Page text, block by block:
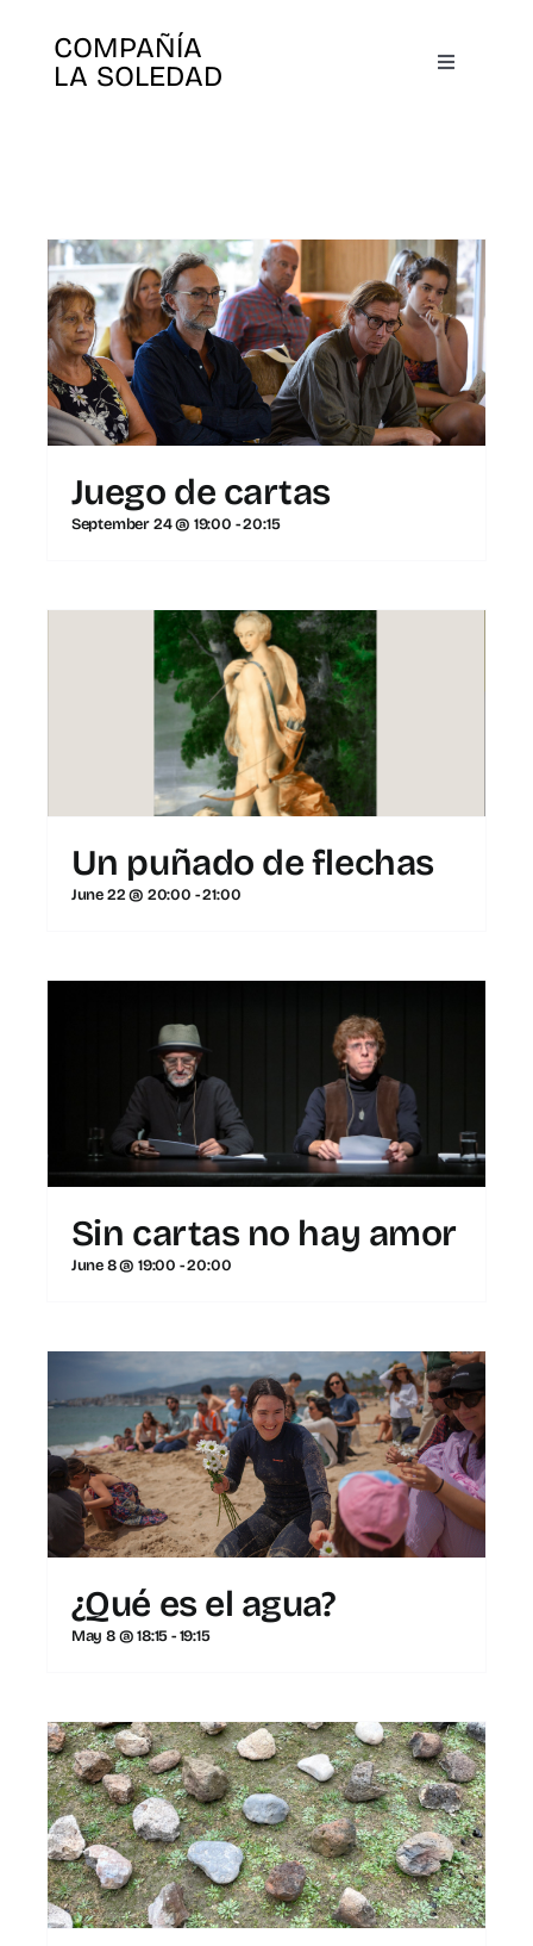
content
COMPAÑÍA
LA SOLEDAD
Toggle
Plays
Books
Agenda
Search
for:
ES
Juego de cartas
September 24 @ 19:00 -20:15
Un puñado de flechas
June 22 @ 20:00 -21:00
Sin cartas no hay amor
June 8 @ 19:00 -20:00
¿Qué es el agua?
May 8 @ 18:15-19:15